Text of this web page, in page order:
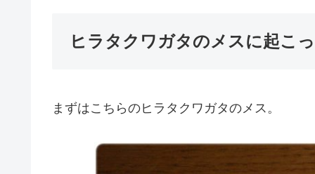
ヒラタクワガタのメスに起こ
まずはこちらのヒラタクワガタのメス。